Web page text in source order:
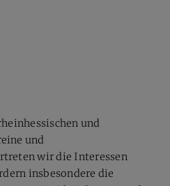
und
und
wir die Interessen
insbesondere die